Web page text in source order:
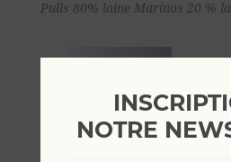
Pulls 80% laine Marinos 20 %
NOTRE